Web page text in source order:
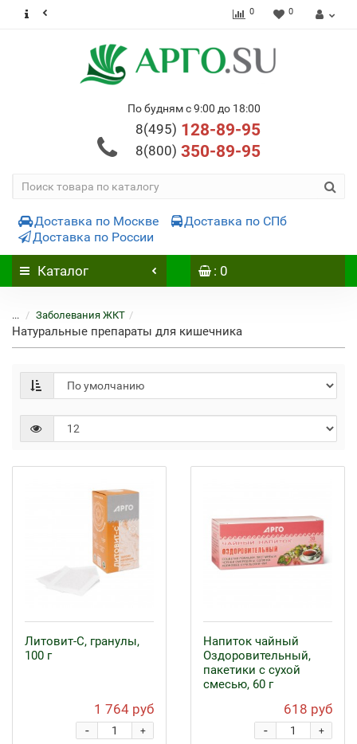
0 0
По будням с 9:00 до 18:00
8(495) 128-89-95
8(800) 350-89-95
Доставка по Москве
Доставка по СПб
Доставка по России
Каталог : 0
... Заболевания ЖКТ
Натуральные препараты для кишечника
Литовит-С, гранулы,
100 г
1 764 руб
+
-
Напиток чайный
Оздоровительный,
пакетики с сухой
смесью, 60 г
618 руб
+
-